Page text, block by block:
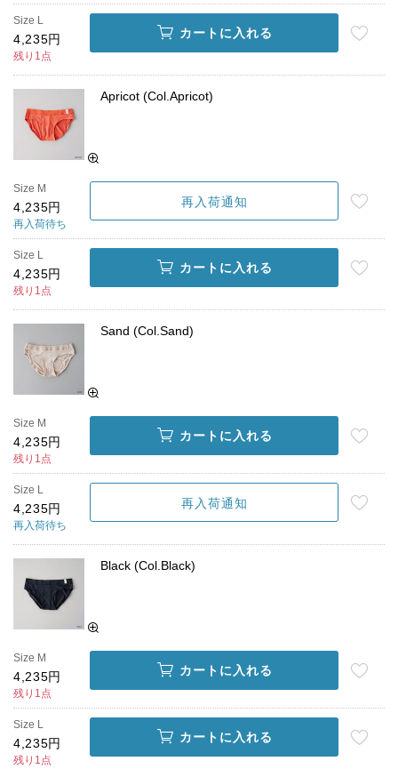
Size L
4,235円
残り1点
カートに入れる
Apricot (Col.Apricot)
Size M
4,235円
再入荷待ち
再入荷通知
Size L
4,235円
残り1点
カートに入れる
Sand (Col.Sand)
Size M
4,235円
残り1点
カートに入れる
Size L
4,235円
再入荷待ち
再入荷通知
Black (Col.Black)
Size M
4,235円
残り1点
カートに入れる
Size L
4,235円
残り1点
カートに入れる